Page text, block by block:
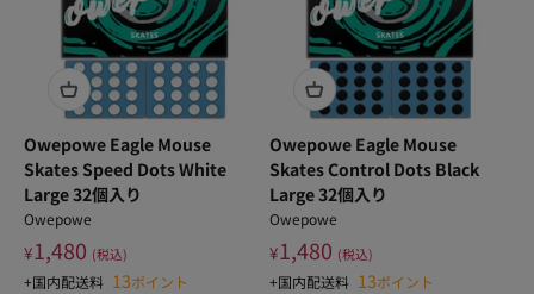
Owepowe Eagle Mouse
Skates Speed Dots White
Large 32個入り
Owepowe
¥1,480 (税込)
+国内配送料 13ポイント
Owepowe Eagle Mouse
Skates Control Dots Black
Large 32個入り
Owepowe
¥1,480 (税込)
+国内配送料 13ポイント